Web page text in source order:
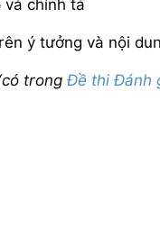
và chính tả
ý tưởng và nội
trong Đề thi Đánh